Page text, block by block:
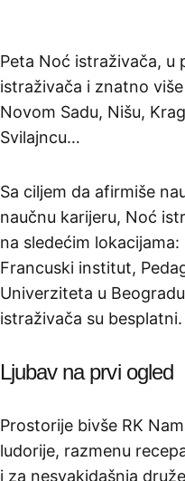
Peta Noć istraživača, u
istraživača i znatno
Novom Sadu, Nišu,
Svilajncu…
Sa ciljem da afirmiše
naučnu karijeru, Noć
na sledećim
Francuski institut,
Univerziteta u
istraživača su besplatni.
Ljubav na prvi ogled
Prostorije bivše RK
ludorije, razmenu
i za nesvakidašnja